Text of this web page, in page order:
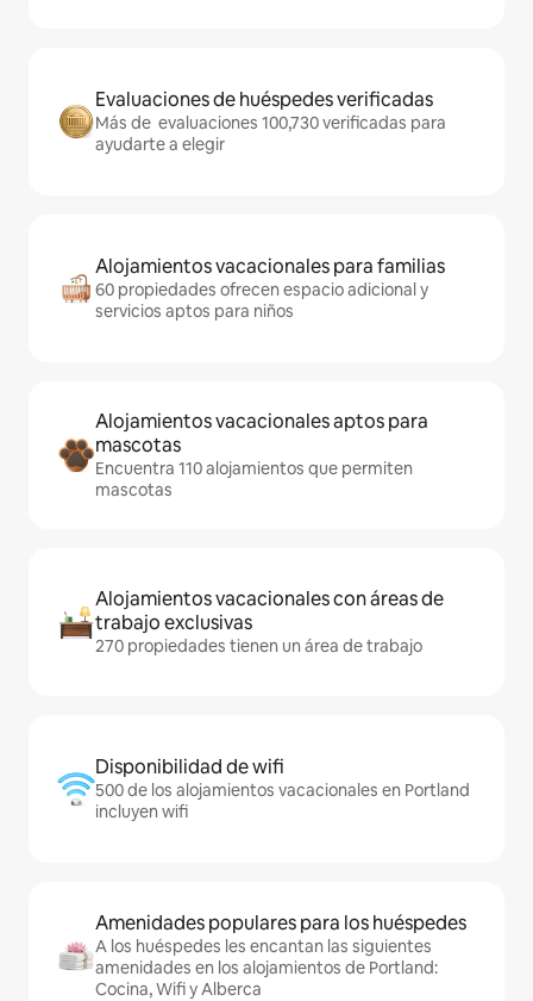
Evaluaciones de huéspedes verificadas
Más de evaluaciones 100,730 verificadas para
ayudarte a elegir
Alojamientos vacacionales para familias
60 propiedades ofrecen espacio adicional y
servicios aptos para niños
Alojamientos vacacionales aptos para
mascotas
Encuentra 110 alojamientos que permiten
mascotas
Alojamientos vacacionales con áreas de
trabajo exclusivas
270 propiedades tienen un área de trabajo
Disponibilidad de wifi
500 de los alojamientos vacacionales en Portland
incluyen wifi
Amenidades populares para los huéspedes
A los huéspedes les encantan las siguientes
amenidades en los alojamientos de Portland:
Cocina, Wifi y Alberca